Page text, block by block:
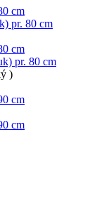
cm
pr. 80 cm
cm
pr. 80 cm
)
cm
cm